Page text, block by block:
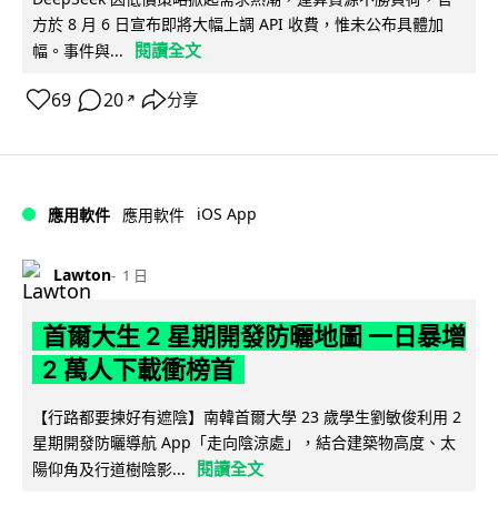
方於 8 月 6 日宣布即將大幅上調 API 收費，惟未公布具體加
幅。事件與...
閱讀全文
69 20 ↗ 分享
應用軟件 應用軟件 iOS App
Lawton 1 日
首爾大生 2 星期開發防曬地圖 一日暴增
2 萬人下載衝榜首
【行路都要揀好有遮陰】南韓首爾大學 23 歲學生劉敏俊利用 2
星期開發防曬導航 App「走向陰涼處」，結合建築物高度、太
陽仰角及行道樹陰影...
閱讀全文